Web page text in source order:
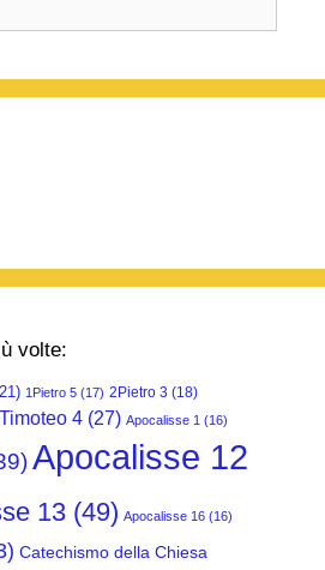
volte:
1Pietro 5 (17) 2Pietro 3 (18)
4 (27) Apocalisse 1 (16)
Apocalisse 12
13 (49) Apocalisse 16 (16)
Catechismo della Chiesa